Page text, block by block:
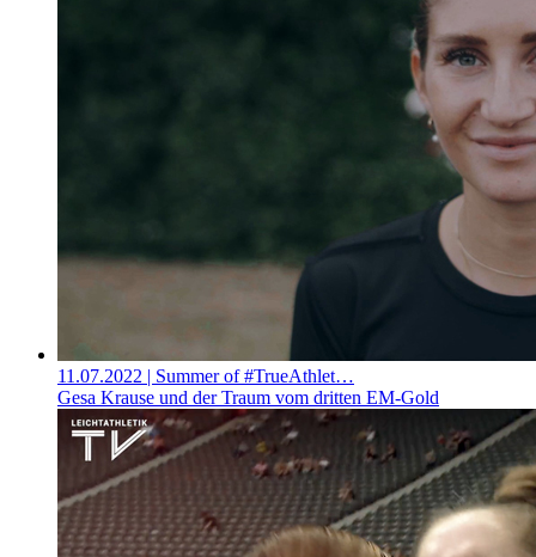
11.07.2022 | Summer of #TrueAthlet…
Gesa Krause und der Traum vom dritten EM-Gold